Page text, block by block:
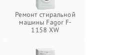
Ремонт стиральной
машины Fagor F-
1158 XW